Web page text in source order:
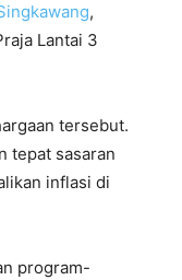
,
Lantai 3
tersebut.
tepat sasaran
inflasi di
program-